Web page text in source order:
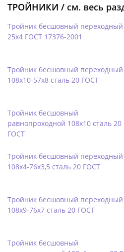
ТРОЙНИКИ / см. весь
Тройник бесшовный переходный
25х4 ГОСТ 17376-2001
Тройник бесшовный переходный
108х10-57х8 сталь 20 ГОСТ
Тройник бесшовный
равнопроходной 108х10 сталь 20
ГОСТ
Тройник бесшовный переходный
108х4-76х3,5 сталь 20 ГОСТ
Тройник бесшовный переходный
108х9-76х7 сталь 20 ГОСТ
Тройник бесшовный